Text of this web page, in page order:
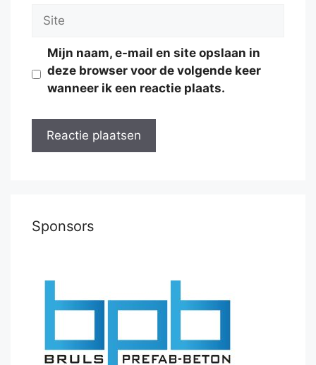
Site
Mijn naam, e-mail en site opslaan in
deze browser voor de volgende keer
wanneer ik een reactie plaats.
Sponsors